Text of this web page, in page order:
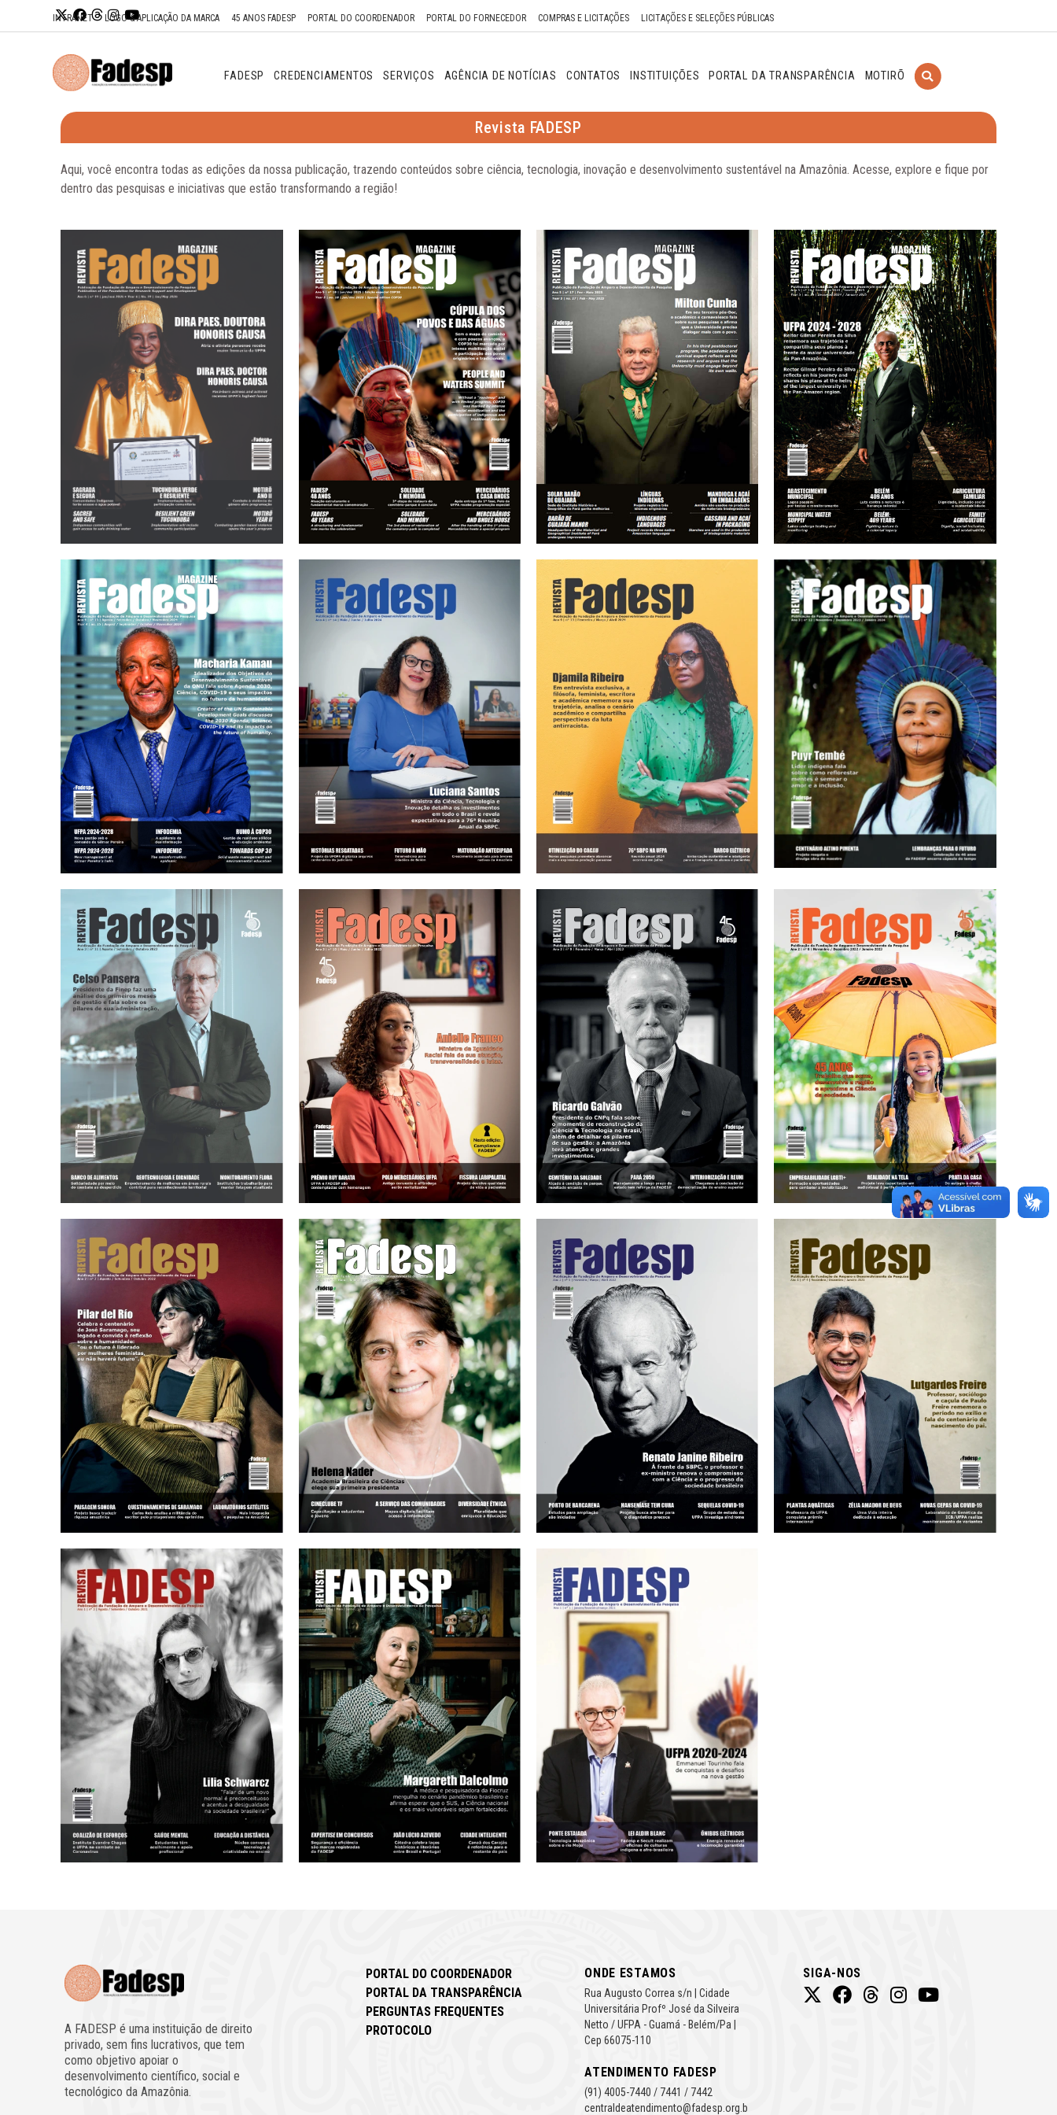
INTRANET LOGO & APLICAÇÃO DA MARCA 45 ANOS FADESP PORTAL DO COORDENADOR PORTAL DO FORNECEDOR COMPRAS E LICITAÇÕES LICITAÇÕES E SELEÇÕES PÚBLICAS
FADESP CREDENCIAMENTOS SERVIÇOS AGÊNCIA DE NOTÍCIAS CONTATOS INSTITUIÇÕES PORTAL DA TRANSPARÊNCIA MOTIRÕ
Revista FADESP
Aqui, você encontra todas as edições da nossa publicação, trazendo conteúdos sobre ciência, tecnologia, inovação e desenvolvimento sustentável na Amazônia. Acesse, explore e fique por
dentro das pesquisas e iniciativas que estão transformando a região!
A FADESP é uma instituição de direito
privado, sem fins lucrativos, que tem
como objetivo apoiar o
desenvolvimento científico, social e
tecnológico da Amazônia.
PORTAL DO COORDENADOR
PORTAL DA TRANSPARÊNCIA
PERGUNTAS FREQUENTES
PROTOCOLO
ONDE ESTAMOS
Rua Augusto Correa s/n | Cidade
Universitária Profº José da Silveira
Netto / UFPA - Guamá - Belém/Pa |
Cep 66075-110
ATENDIMENTO FADESP
(91) 4005-7440 / 7441 / 7442
centraldeatendimento@fadesp.org.b
SIGA-NOS